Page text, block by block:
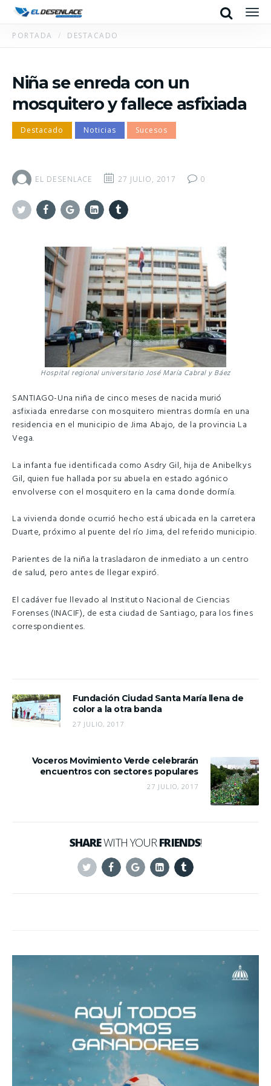
Search
PORTADA DESTACADO
Niña se enreda con un
mosquitero y fallece asfixiada
Destacado Noticias Sucesos
EL DESENLACE 27 JULIO, 2017 0
Hospital regional universitario José María Cabral y Báez
SANTIAGO-Una niña de cinco meses de nacida murió
asfixiada enredarse con mosquitero mientras dormía en una
residencia en el municipio de Jima Abajo, de la provincia La
Vega.
La infanta fue identificada como Asdry Gil, hija de Anibelkys
Gil, quien fue hallada por su abuela en estado agónico
envolverse con el mosquitero en la cama donde dormía.
La vivienda donde ocurrió hecho está ubicada en la carretera
Duarte, próximo al puente del río Jima, del referido municipio.
Parientes de la niña la trasladaron de inmediato a un centro
de salud, pero antes de llegar expiró.
El cadáver fue llevado al Instituto Nacional de Ciencias
Forenses (INACIF), de esta ciudad de Santiago, para los fines
correspondientes.
Fundación Ciudad Santa María llena de
color a la otra banda
27 JULIO, 2017
Voceros Movimiento Verde celebrarán
encuentros con sectores populares
27 JULIO, 2017
SHAREWITH YOURFRIENDS!